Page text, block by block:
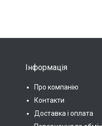
Інформація
Про компанію
Контакти
Доставка і оплата